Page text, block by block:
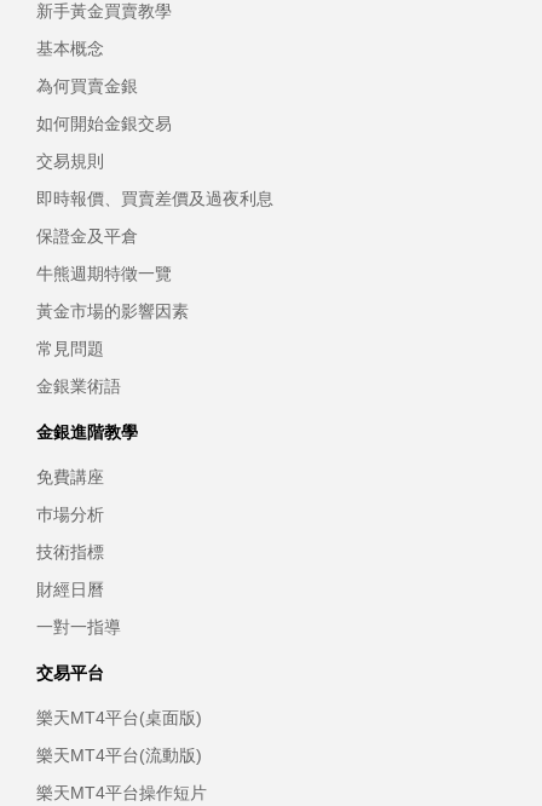
新手黃金買賣教學
基本概念
為何買賣金銀
如何開始金銀交易
交易規則
即時報價、買賣差價及過夜利息
保證金及平倉
牛熊週期特徵一覽
黃金市場的影響因素
常見問題
金銀業術語
金銀進階教學
免費講座
巿場分析
技術指標
財經日曆
一對一指導
交易平台
樂天MT4平台(桌面版)
樂天MT4平台(流動版)
樂天MT4平台操作短片